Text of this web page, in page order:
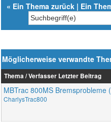
« Ein Thema zurück | Ein
Möglicherweise verwandte
Thema / Verfasser Letzter Beitrag
MBTrac 800MS Bremsprobleme
CharlysTrac800